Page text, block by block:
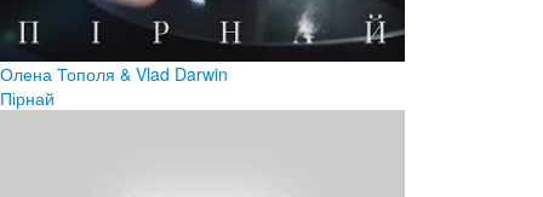
Олена Тополя & Vlad Darwin
Пірнай